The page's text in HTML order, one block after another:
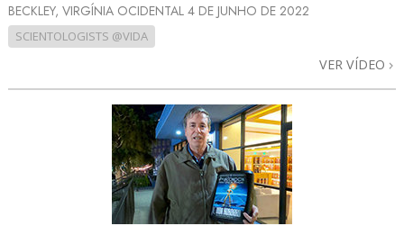
BECKLEY, VIRGÍNIA OCIDENTAL 4 DE JUNHO DE 2022
SCIENTOLOGISTS @VIDA
VER VÍDEO